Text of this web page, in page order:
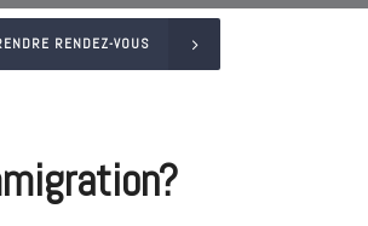
RENDEZ-VOUS